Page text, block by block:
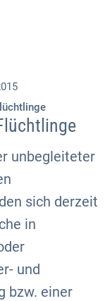
unbegleiteter
sich derzeit
in
und
bzw. einer